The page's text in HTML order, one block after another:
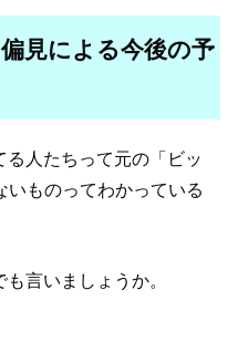
見による今後の予
人たちって元の「ビッ
いものってわかっている
言いましょうか。